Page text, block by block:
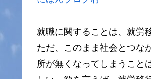
就職に関することは、就労
ただ、このまま社会とつな
所が無くなってしまうこと